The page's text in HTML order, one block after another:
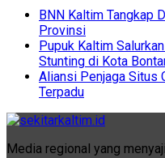
BNN Kaltim Tangkap
Provinsi
Pupuk Kaltim
Stunting di Kota
Aliansi Penjaga Situs
Terpadu
Media regional yang